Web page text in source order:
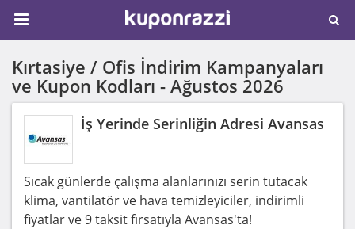
Kırtasiye / Ofis İndirim Kampanyaları
ve Kupon Kodları - Ağustos 2026
İş Yerinde Serinliğin Adresi Avansas
Sıcak günlerde çalışma alanlarınızı serin tutacak
klima, vantilatör ve hava temizleyiciler, indirimli
fiyatlar ve 9 taksit fırsatıyla Avansas'ta!